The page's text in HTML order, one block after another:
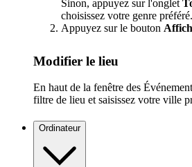
Sinon, appuyez sur l'onglet
choisissez votre genre préféré.
Appuyez sur le bouton
Modifier le lieu
En haut de la fenêtre des
filtre de lieu et saisissez votre ville
Ordinateur